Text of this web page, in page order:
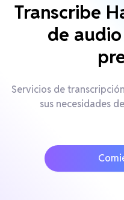
Transcribe
de
Servicios de
sus necesidades